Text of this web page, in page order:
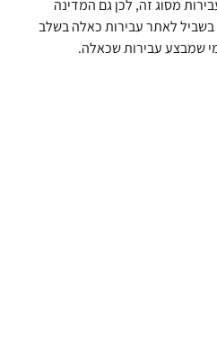
מסוג זה, לכן גם המדינה
לאתר עבירות כאלה בשלב
שמבצע עבירות שכאלה.